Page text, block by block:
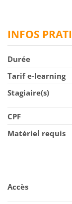
INFOS
Durée
Tarif e-learning
Stagiaire(s)
CPF
Matériel requis
Accès